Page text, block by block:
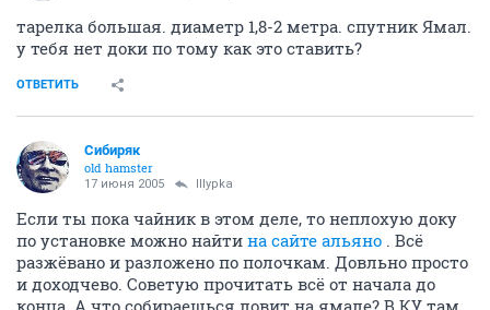
тарелка большая. диаметр 1,8-2 метра. спутник Ямал.
у тебя нет доки по тому как это ставить?
ОТВЕТИТЬ
Сибиряк
old hamster
17 июня 2005 IIIypka
Если ты пока чайник в этом деле, то неплохую доку
по установке можно найти на сайте альяно . Всё
разжёвано и разложено по полочкам. Довльно просто
и доходчево. Советую прочитать всё от начала до
конца. А что собираешься ловит на ямале? В КУ там